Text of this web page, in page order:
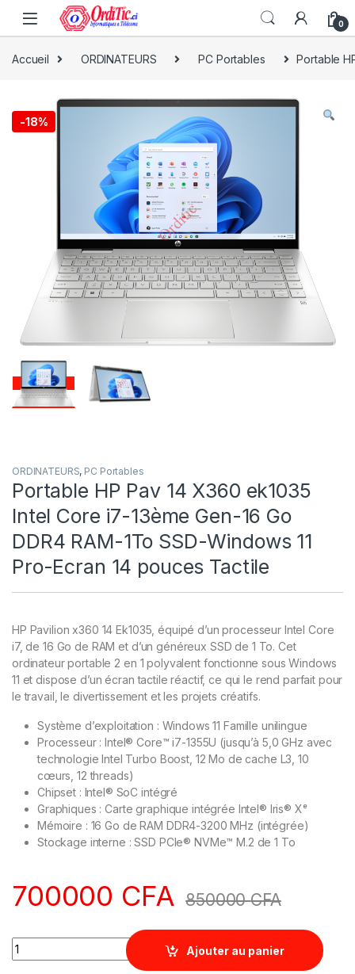
0
Accueil ORDINATEURS PC Portables Portable
-18%
ORDINATEURS, PC Portables
Portable HP Pav 14 X360 ek1035
Intel Core i7-13ème Gen-16 Go
DDR4 RAM-1To SSD-Windows 11
Pro-Ecran 14 pouces Tactile
HP Pavilion x360 14 Ek1035, équipé d’un processeur Intel Core
i7, de 16 Go de RAM et d’un généreux SSD de 1 To. Cet
ordinateur portable 2 en 1 polyvalent fonctionne sous Windows
11 et dispose d’un écran tactile réactif, ce qui le rend parfait pour
le travail, le divertissement et les projets créatifs.
Système d’exploitation : Windows 11 Famille unilingue
Processeur : Intel® Core™ i7-1355U (jusqu’à 5,0 GHz avec
technologie Intel Turbo Boost, 12 Mo de cache L3, 10
cœurs, 12 threads)
Chipset : Intel® SoC intégré
Graphiques : Carte graphique intégrée Intel® Iris® Xᵉ
Mémoire : 16 Go de RAM DDR4-3200 MHz (intégrée)
Stockage interne : SSD PCIe® NVMe™ M.2 de 1 To
700000 CFA 850000CFA
Quantity
Ajouter au panier